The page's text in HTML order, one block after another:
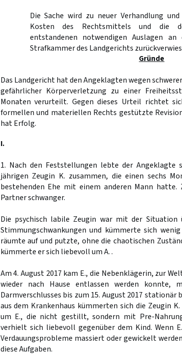
Die Sache wird zu neuer Verhandlung
Kosten des Rechtsmittels und die
entstandenen notwendigen Auslagen
Strafkammer des Landgerichts
Gründe
Das Landgericht hat den Angeklagten wegen
gefährlicher Körperverletzung zu einer
Monaten verurteilt. Gegen dieses Urteil richtet
formellen und materiellen Rechts gestützte
hat Erfolg.
I.
1. Nach den Feststellungen lebte der
jährigen Zeugin K. zusammen, die einen sechs
bestehenden Ehe mit einem anderen Mann
Partner schwanger.
Die psychisch labile Zeugin war mit der
Stimmungschwankungen und kümmerte sich
räumte auf und putzte, ohne die chaotischen
kümmerte er sich liebevoll um A. .
Am 4. August 2017 kam E., die Nebenklägerin, zur
wieder nach Hause entlassen werden konnte,
Darmverschlusses bis zum 15. August 2017
aus dem Krankenhaus kümmerten sich die Zeugin
um E., die nicht gestillt, sondern mit Pre-
verhielt sich liebevoll gegenüber dem Kind. Wenn
Verdauungsprobleme massiert oder gewickelt
diese Aufgaben.